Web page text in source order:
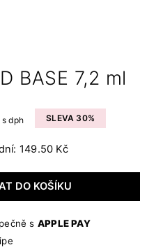
BASE 7,2 ml
s dph
SLEVA 30%
149.50 Kč
DO KOŠÍKU
s APPLE PAY